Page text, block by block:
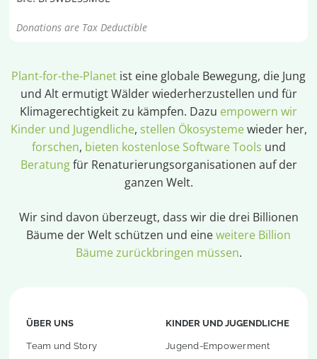
Donations are Tax Deductible
Plant-for-the-Planet ist eine globale Bewegung, die Jung
und Alt ermutigt Wälder wiederherzustellen und für
Klimagerechtigkeit zu kämpfen. Dazu empowern wir
Kinder und Jugendliche, stellen Ökosystemewieder her,
forschen, bieten kostenlose Software Tools und
Beratungfür Renaturierungsorganisationen auf der
ganzen Welt.
Wir sind davon überzeugt, dass wir die drei Billionen
Bäume der Welt schützen und eineweitere Billion
Bäume zurückbringen müssen.
ÜBER UNS
Team und Story
KINDER UND JUGENDLICHE
Jugend-Empowerment